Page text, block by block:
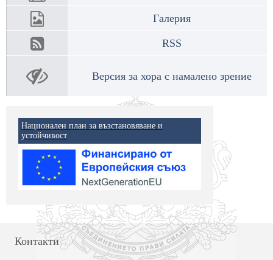
Галерия
RSS
Версия за хора с намалено зрение
Национален план за възстановяване и
устойчивост
Контакти